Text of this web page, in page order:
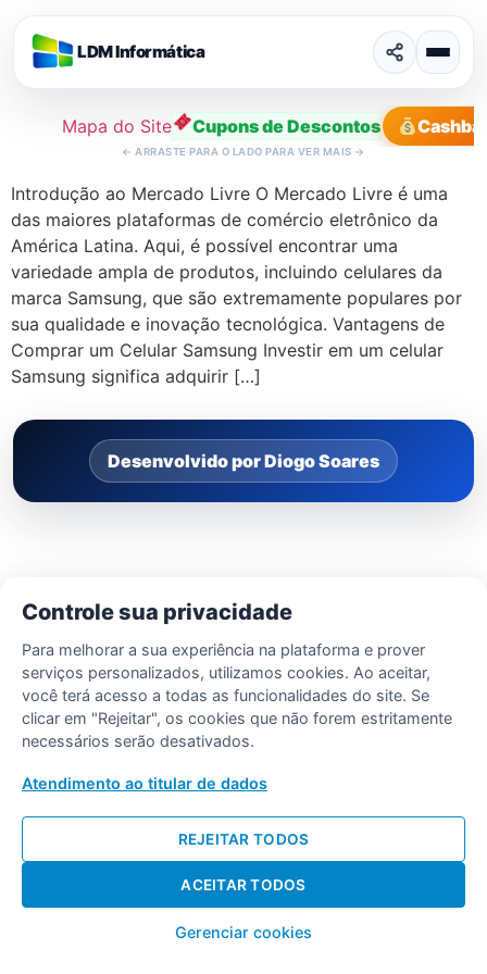
LDM Informática
Mapa do Site Cupons de Descontos
← ARRASTE PARA O LADO PARA VER MAIS →
para
conteúdo
Introdução ao Mercado Livre O Mercado Livre é uma
das maiores plataformas de comércio eletrônico da
América Latina. Aqui, é possível encontrar uma
variedade ampla de produtos, incluindo celulares da
marca Samsung, que são extremamente populares por
sua qualidade e inovação tecnológica. Vantagens de
Comprar um Celular Samsung Investir em um celular
Samsung significa adquirir […]
Desenvolvido por Diogo Soares
Controle sua privacidade
Para melhorar a sua experiência na plataforma e prover
serviços personalizados, utilizamos cookies. Ao aceitar,
você terá acesso a todas as funcionalidades do site. Se
clicar em "Rejeitar", os cookies que não forem estritamente
necessários serão desativados.
Atendimento ao titular de dados
Gerenciar cookies
REJEITAR TODOS
ACEITAR TODOS